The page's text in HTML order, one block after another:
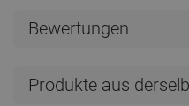
Bewertungen
Produkte aus